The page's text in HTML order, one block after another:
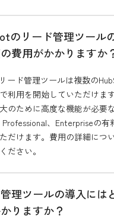
のリード管理ツール
費用がかかりますか
ード管理ツールは複数の
利用を開始していただけま
のために高度な機能が必要
、Enterpriseの有
だけます。費用の詳細につい
ださい。
理ツールの導入には
りますか？